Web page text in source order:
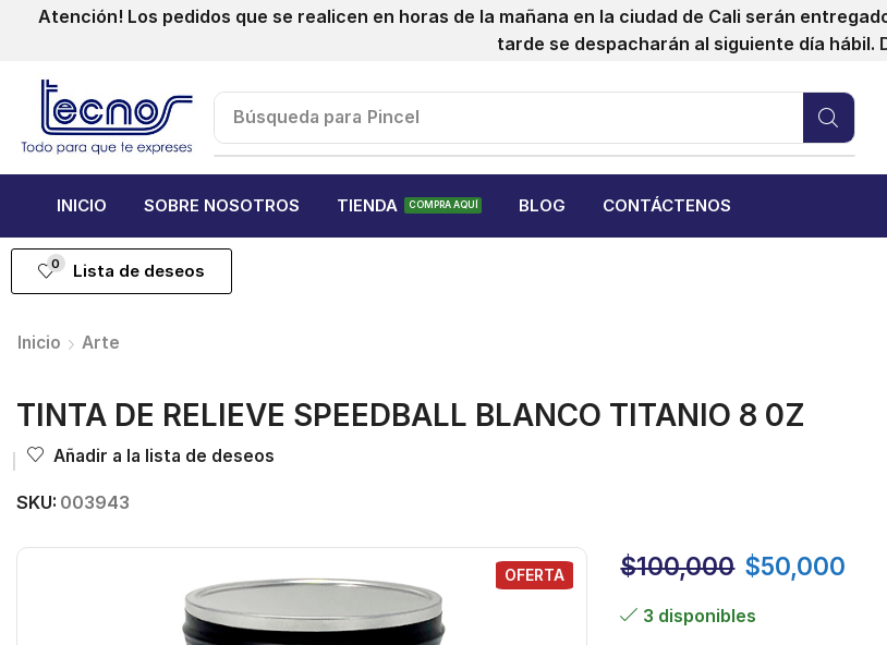
Atención! Los pedidos que se realicen en horas de la mañana en la ciudad de Cali serán
tarde se despacharán al siguiente día hábil.
Búsqueda para Pincel
INICIO SOBRE NOSOTROS TIENDA COMPRA AQUÍ BLOG CONTÁCTENOS
0 Lista de deseos
Inicio Arte
TINTA DE RELIEVE SPEEDBALL BLANCO TITANIO 8 0Z
Añadir a la lista de deseos
SKU: 003943
OFERTA $100,000 $50,000
3 disponibles